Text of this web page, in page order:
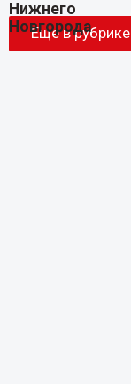
Еще в рубрике